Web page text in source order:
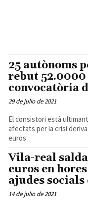
25 autònoms
rebut 52.0000
convocatòria
29 de julio de 2021
El consistori està
afectats per la crisi
euros
Vila-real
euros en
ajudes
14 de julio de 2021